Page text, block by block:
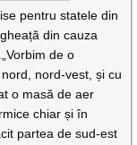
pentru statele din
din cauza
de o
nord-vest, și cu
o masă de aer
chiar și în
partea de sud-est